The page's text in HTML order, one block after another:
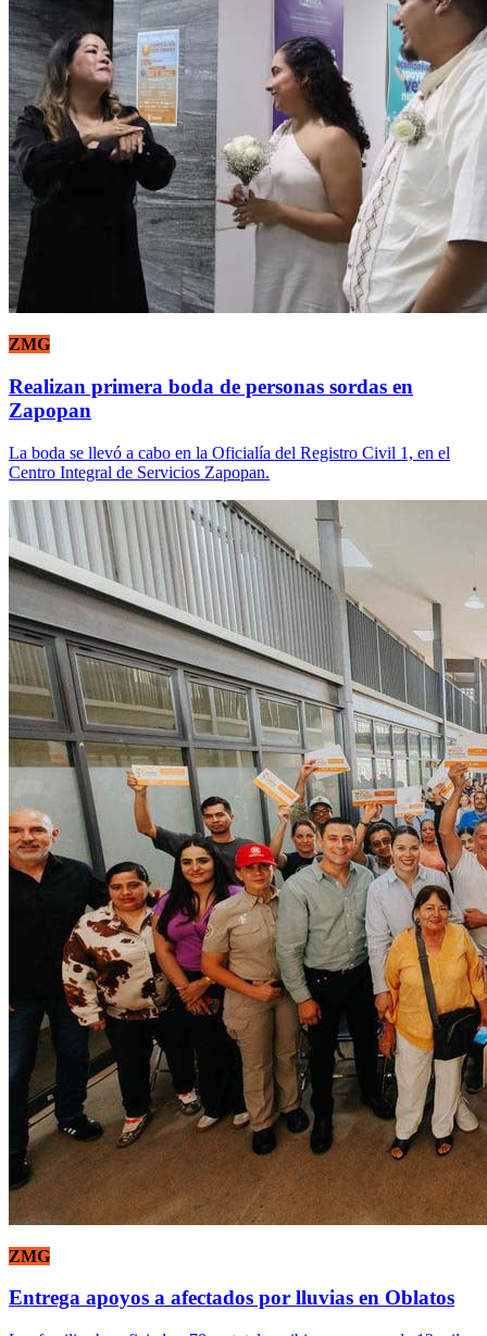
ZMG
Realizan primera boda de personas sordas en
Zapopan
La boda se llevó a cabo en la Oficialía del Registro Civil 1, en el
Centro Integral de Servicios Zapopan.
ZMG
Entrega apoyos a afectados por lluvias en Oblatos